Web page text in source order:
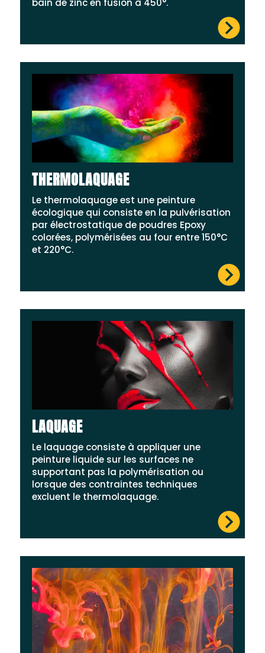
bain de zinc en fusion à 450°.
THERMOLAQUAGE
Le thermolaquage est une peinture
écologique qui consiste en la pulvérisation
par électrostatique de poudres Epoxy
colorées, polymérisées au four entre 150°C
et 220°C.
LAQUAGE
Le laquage consiste à appliquer une
peinture liquide sur les surfaces ne
supportant pas la polymérisation ou
lorsque des contraintes techniques
excluent le thermolaquage.